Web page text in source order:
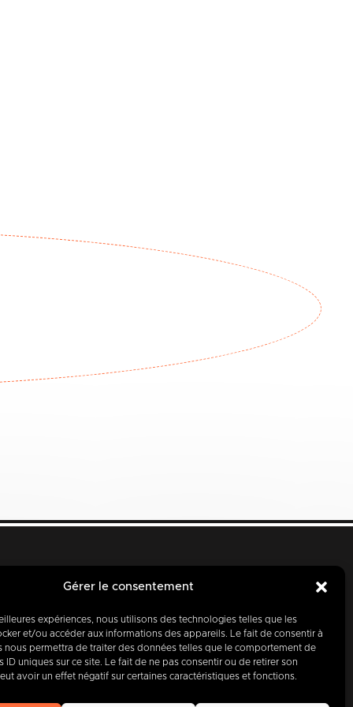
Gérer le consentement
expériences, nous utilisons des technologies telles que les
et/ou accéder aux informations des appareils. Le fait de consentir à
nous permettra de traiter des données telles que le comportement de
ID uniques sur ce site. Le fait de ne pas consentir ou de retirer son
avoir un effet négatif sur certaines caractéristiques et fonctions.
partenaire